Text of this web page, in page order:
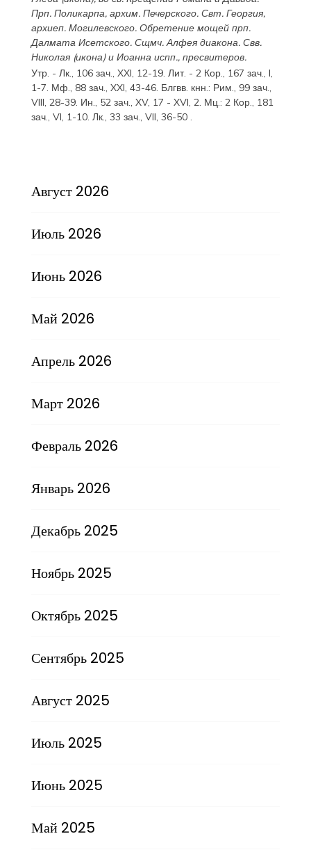
Прп. Поликарпа, архим. Печерского. Свт. Георгия,
архиеп. Могилевского. Обретение мощей прп.
ДалматаИсетского. Сщмч.Алфеядиакона. Свв.
Николая(икона) и Иоаннаиспп., пресвитеров.
Утр. - Лк., 106 зач., XXI, 12-19. Лит. - 2 Кор., 167 зач., I,
1-7. Мф., 88 зач., XXI, 43-46. Блгвв. кнн.: Рим., 99 зач.,
VIII, 28-39. Ин., 52 зач., XV, 17 - XVI, 2. Мц.: 2 Кор., 181
зач., VI, 1-10. Лк., 33 зач., VII, 36-50 .
Август 2026
Июль 2026
Июнь 2026
Май 2026
Апрель 2026
Март 2026
Февраль 2026
Январь 2026
Декабрь 2025
Ноябрь 2025
Октябрь 2025
Сентябрь 2025
Август 2025
Июль 2025
Июнь 2025
Май 2025